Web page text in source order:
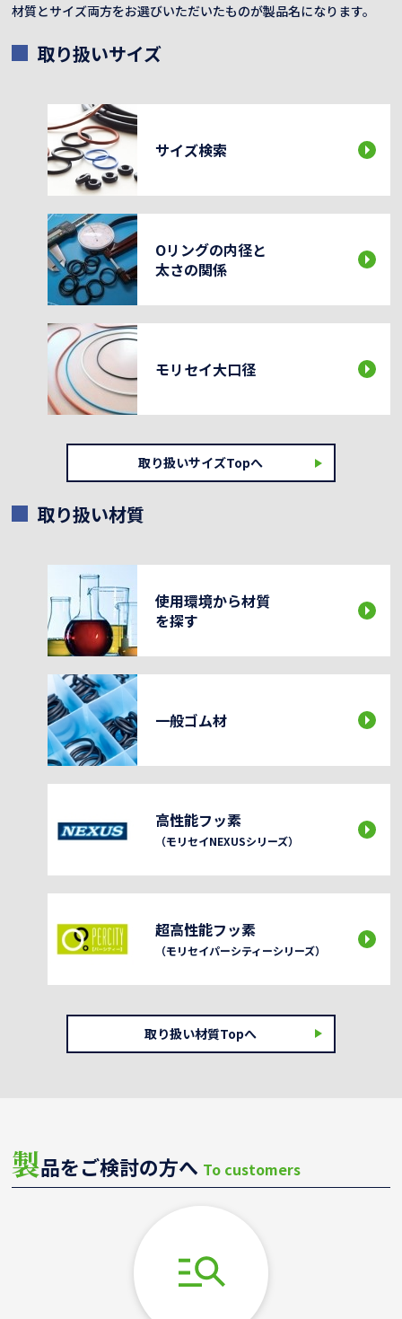
材質とサイズ両方をお選びいただいたものが製品名になります。
取り扱いサイズ
サイズ検索
Oリングの内径と
太さの関係
モリセイ大口径
取り扱いサイズTopへ
取り扱い材質
使用環境から材質
を探す
一般ゴム材
高性能フッ素
（モリセイNEXUSシリーズ）
超高性能フッ素
（モリセイパーシティーシリーズ）
取り扱い材質Topへ
製品をご検討の方へ To customers